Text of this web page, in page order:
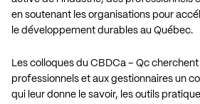
en soutenant les organisations pour
le développement durables au Québec.
Les colloques du CBDCa – Qc
professionnels et aux gestionnaires un
qui leur donne le savoir, les outils